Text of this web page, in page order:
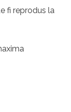
fi reprodus la